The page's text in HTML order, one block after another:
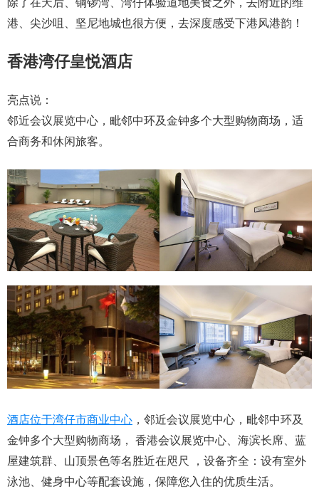
除了在天后、铜锣湾、湾仔体验道地美食之外，去附近的维
港、尖沙咀、坚尼地城也很方便，去深度感受下港风港韵！
香港湾仔皇悦酒店
亮点说：
邻近会议展览中心，毗邻中环及金钟多个大型购物商场，适
合商务和休闲旅客。
酒店位于湾仔市商业中心 ，邻近会议展览中心，毗邻中环及
金钟多个大型购物商场， 香港会议展览中心、海滨长席、蓝
屋建筑群、山顶景色等名胜近在咫尺 ，设备齐全：设有室外
泳池、健身中心等配套设施，保障您入住的优质生活。